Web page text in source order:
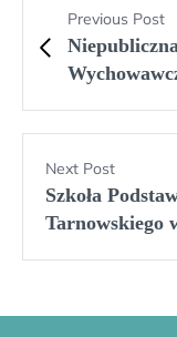
Previous Post
Next Post
Szkoła
Tarnowskiego